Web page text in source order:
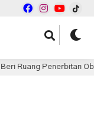
Penerbitan Obligasi